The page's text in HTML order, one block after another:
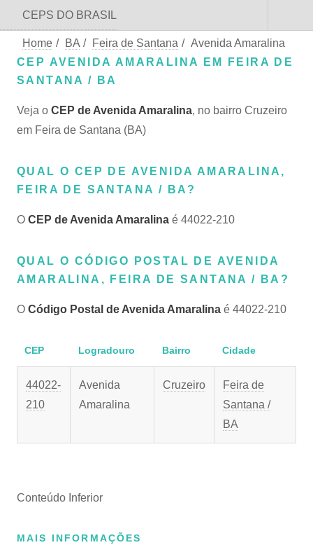
CEPS DO BRASIL
Home / BA / Feira de Santana / Avenida Amaralina
CEP AVENIDA AMARALINA EM FEIRA DE
SANTANA / BA
Veja o CEP de Avenida Amaralina, no bairro Cruzeiro
em Feira de Santana (BA)
QUAL O CEP DE AVENIDA AMARALINA,
FEIRA DE SANTANA / BA?
O CEP de Avenida Amaralina é 44022-210
QUAL O CÓDIGO POSTAL DE AVENIDA
AMARALINA, FEIRA DE SANTANA / BA?
O Código Postal de Avenida Amaralina é 44022-210
CEP Logradouro Bairro Cidade
44022-
210
Avenida
Amaralina
Cruzeiro
Feira de
Santana /
BA
Conteúdo Inferior
MAIS INFORMAÇÕES